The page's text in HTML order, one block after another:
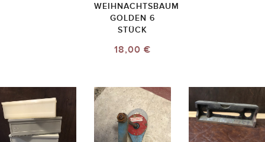
WEIHNACHTSBAUM
GOLDEN 6
STÜCK
18,00 €